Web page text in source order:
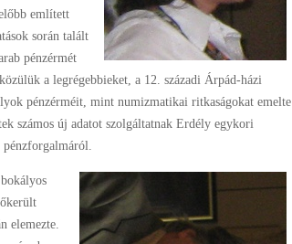
említett
során talált
pénzérmét
a legrégebbieket, a 12. századi Árpád-házi
pénzérméit, mint numizmatikai ritkaságokat emelte
számos új adatot szolgáltatnak Erdély egykori
pénzforgalmáról.
elemezte.